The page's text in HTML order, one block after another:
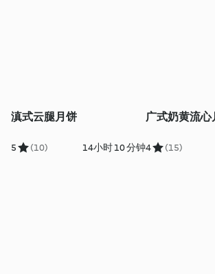
滇式云腿月饼
5 (10) 14小时 10 分钟
广式奶黄流心
4 (15)